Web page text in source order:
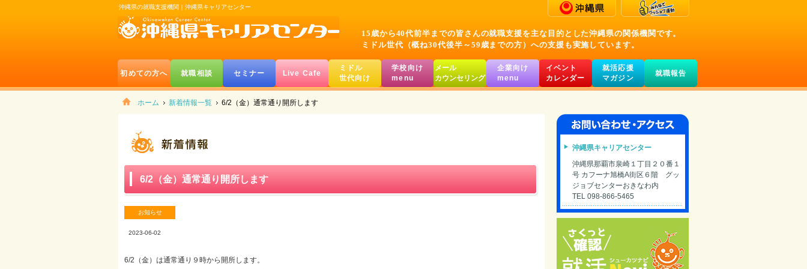
沖縄県の就職支援機関｜沖縄県キャリアセンター
15歳から40代前半までの皆さんの就職支援を主な目的とした沖縄県の関係機関です。
ミドル世代（概ね30代後半～59歳までの方）への支援も実施しています。
初めての方へ 就職相談 セミナー Live Cafe
ミドル
世代向け
学校向け
menu
メール
カウンセリング
企業向け
menu
イベント
カレンダー
就活応援
マガジン
就職報告
ホーム 新着情報一覧 6/2（金）通常通り開所します
6/2（金）通常通り開所します
お知らせ
2023-06-02
6/2（金）は通常通り９時から開所します。
沖縄県キャリアセンター
沖縄県那覇市泉崎１丁目２０番１
号 カフーナ旭橋A街区６階 グッ
ジョブセンターおきなわ内
TEL 098-866-5465